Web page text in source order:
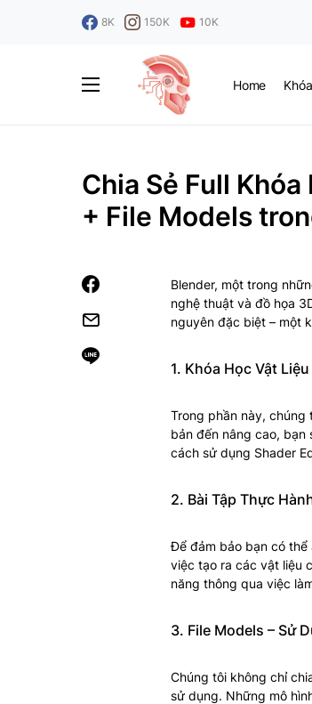
8K 150K 10K
Home
Chia Sẻ Full
+ File Models
Blender, một trong
nghệ thuật và đồ họa
nguyên đặc biệt – một
1. Khóa Học Vật
Trong phần này,
bản đến nâng cao,
cách sử dụng Shader
2. Bài Tập Thực
Để đảm bảo bạn có
việc tạo ra các vật liệu
năng thông qua việc
3. File Models – Sử
Chúng tôi không chỉ
sử dụng. Những mô